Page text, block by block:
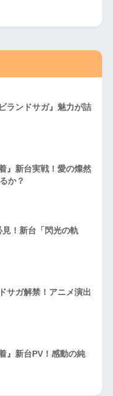
ランドサガ』魅力が詰
』新台実戦！愛の燦然
か？
見！新台「閃光の軌
サガ解禁！アニメ演出
』新台PV！感動の純